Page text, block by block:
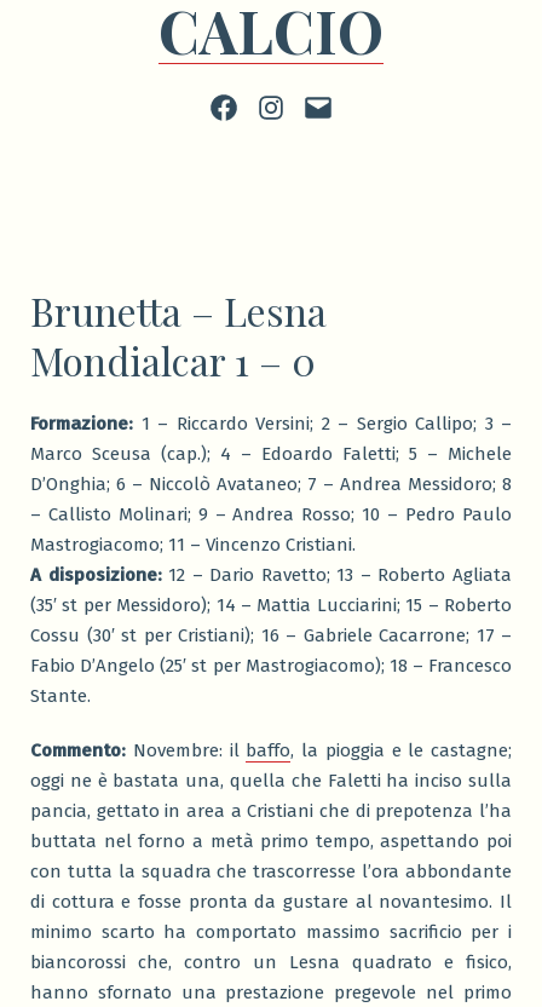
CALCIO
FacebookInstagram
scrivi
Brunetta – Lesna
Mondialcar 1 – 0
Formazione: 1 – Riccardo Versini; 2 – Sergio Callipo; 3 –
Marco Sceusa (cap.); 4 – Edoardo Faletti; 5 – Michele
D’Onghia; 6 – Niccolò Avataneo; 7 – Andrea Messidoro; 8
– Callisto Molinari; 9 – Andrea Rosso; 10 – Pedro Paulo
Mastrogiacomo; 11 – Vincenzo Cristiani.
A disposizione:12 – Dario Ravetto; 13 – Roberto Agliata
(35′ st per Messidoro); 14 – Mattia Lucciarini; 15 – Roberto
Cossu (30′ st per Cristiani); 16 – Gabriele Cacarrone; 17 –
Fabio D’Angelo (25′ st per Mastrogiacomo); 18 – Francesco
Stante.
Commento: Novembre: il baffo, la pioggia e le castagne;
oggi ne è bastata una, quella che Faletti ha inciso sulla
pancia, gettato in area a Cristiani che di prepotenza l’ha
buttata nel forno a metà primo tempo, aspettando poi
con tutta la squadra che trascorresse l’ora abbondante
di cottura e fosse pronta da gustare al novantesimo. Il
minimo scarto ha comportato massimo sacrificio per i
biancorossi che, contro un Lesna quadrato e fisico,
hanno sfornato una prestazione pregevole nel primo